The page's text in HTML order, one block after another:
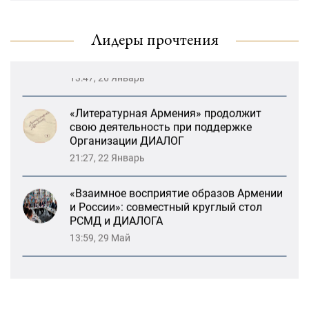
Лидеры прочтения
13:47, 26 Январь
«Литературная Армения» продолжит
свою деятельность при поддержке
Организации ДИАЛОГ
21:27, 22 Январь
«Взаимное восприятие образов Армении
и России»: совместный круглый стол
РСМД и ДИАЛОГА
13:59, 29 Май
Возрождение Степанакертского русского
драматического театра и консолидация